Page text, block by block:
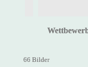
66 Bilder